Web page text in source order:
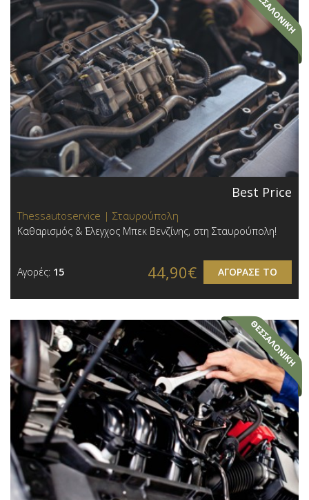
Best Price
Thessautoservice | Σταυρούπολη
Καθαρισμός & Έλεγχος Μπεκ Βενζίνης, στη Σταυρούπολη!
Αγορές: 15 ΑΓΟΡΑΣΕ ΤΟ
44,90€